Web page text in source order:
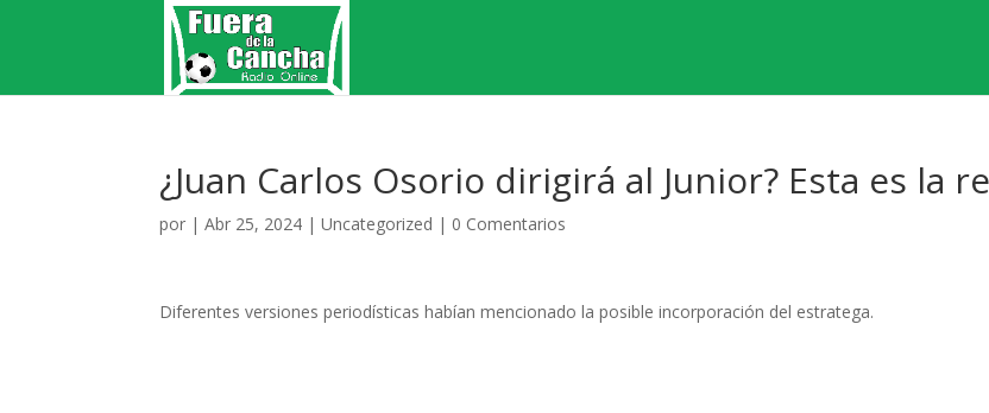
¿Juan Carlos Osorio dirigirá al Junior? Esta es la
por |Abr 25, 2024 |Uncategorized | 0 Comentarios
Diferentes versiones periodísticas habían mencionado la posible incorporación del estratega.